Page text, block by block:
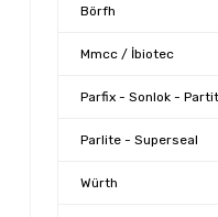
Börfh
Mmcc / İbiotec
Parfix - Sonlok -
Parlite - Superseal
Würth